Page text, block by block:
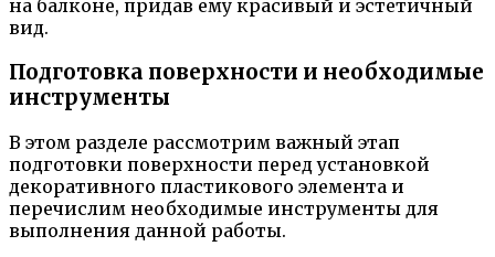
на балконе, придав ему красивый и эстетичный
вид.
Подготовка поверхности и необходимые
инструменты
В этом разделе рассмотрим важный этап
подготовки поверхности перед установкой
декоративного пластикового элемента и
перечислим необходимые инструменты для
выполнения данной работы.